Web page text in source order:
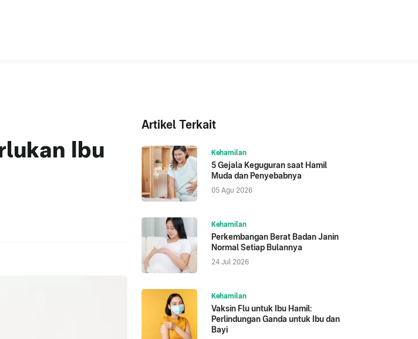
Ibu
Artikel Terkait
Kehamilan
5 Gejala Keguguran saat Hamil
Muda dan Penyebabnya
05 Agu 2026
Kehamilan
Perkembangan Berat Badan Janin
Normal Setiap Bulannya
24 Jul 2026
Kehamilan
Vaksin Flu untuk Ibu Hamil:
Perlindungan Ganda untuk Ibu dan
Bayi